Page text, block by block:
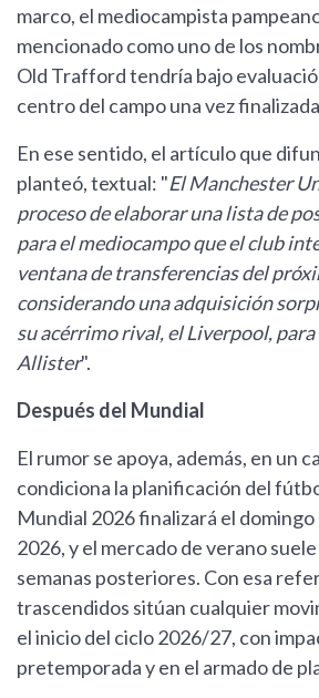
marco, el mediocampista
mencionado como uno de los
Old Trafford tendría bajo
centro del campo una vez
En ese sentido, el artículo que
planteó, textual: "El Manchester
proceso de elaborar una lista de
para el mediocampo que el club
ventana de transferencias del
considerando una adquisición
su acérrimo rival, el Liverpool,
Allister".
Después del Mundial
El rumor se apoya, además, en un
condiciona la planificación del
Mundial 2026 finalizará el domingo
2026, y el mercado de verano
semanas posteriores. Con esa
trascendidos sitúan cualquier
el inicio del ciclo 2026/27, con
pretemporada y en el armado de